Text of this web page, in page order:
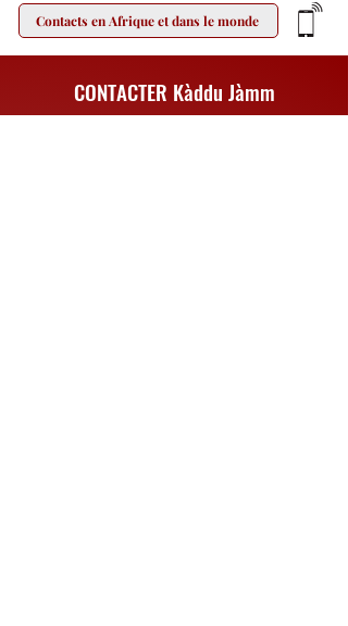
Contacts en Afrique et dans le monde
CONTACTER Kàddu Jàmm